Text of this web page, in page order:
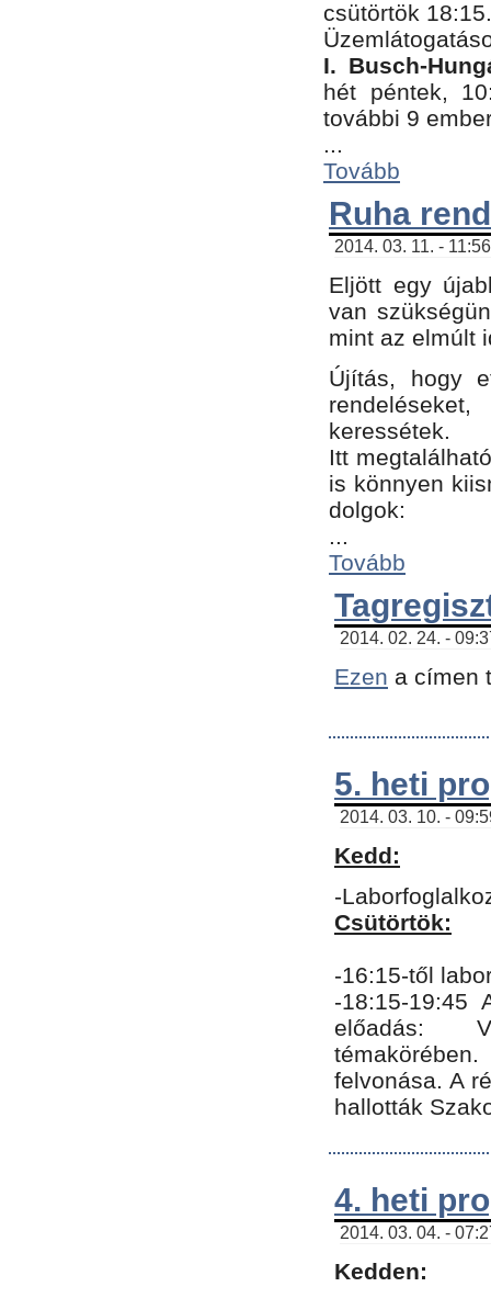
csütörtök 18:15.
I. Busch-
hét péntek,
további 9
...
Tovább
Ruha
2014. 03. 11. -
Eljött egy
van
mint az elmúlt
Újítás, hogy
keressétek.
Itt
is könnyen
dolgok:
...
Tovább
2014. 02. 24. -
Ezen a címen
5. heti
2014. 03. 10. -
Kedd:
-
Csütörtök:
-16:15-től
-18:15-19:45
előadás:
felvonása. A
hallották
4. heti
2014. 03. 04. -
Kedden: